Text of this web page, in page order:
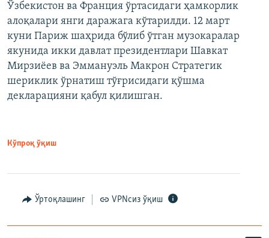
Ўзбекистон ва Франция ўртасидаги ҳамкорлик
алоқалари янги даражага кўтарилди. 12 март
куни Париж шаҳрида бўлиб ўтган музокаралар
якунида икки давлат президентлари Шавкат
Мирзиёев ва Эммануэль Макрон Стратегик
шериклик ўрнатиш тўғрисидаги қўшма
декларацияни қабул қилишган.
Кўпроқ ўқиш
Ўртоқлашинг VPNсиз ўқиш